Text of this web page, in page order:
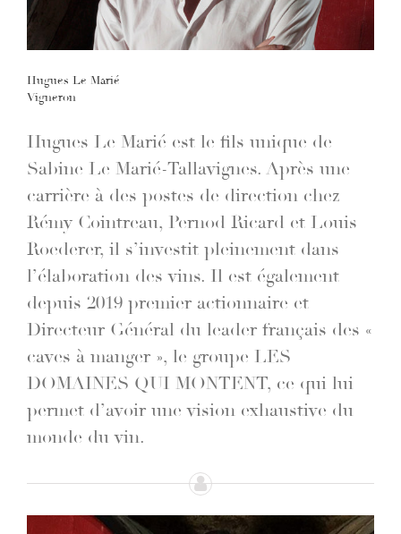
Hugues Le Marié
Vigneron
Hugues Le Marié est le fils unique de
Sabine Le Marié-Tallavignes. Après une
carrière à des postes de direction chez
Rémy Cointreau, Pernod Ricard et Louis
Roederer, il s’investit pleinement dans
l’élaboration des vins. Il est également
depuis 2019 premier actionnaire et
Directeur Général du leader français des «
caves à manger », le groupe LES
DOMAINES QUI MONTENT, ce qui lui
permet d’avoir une vision exhaustive du
monde du vin.